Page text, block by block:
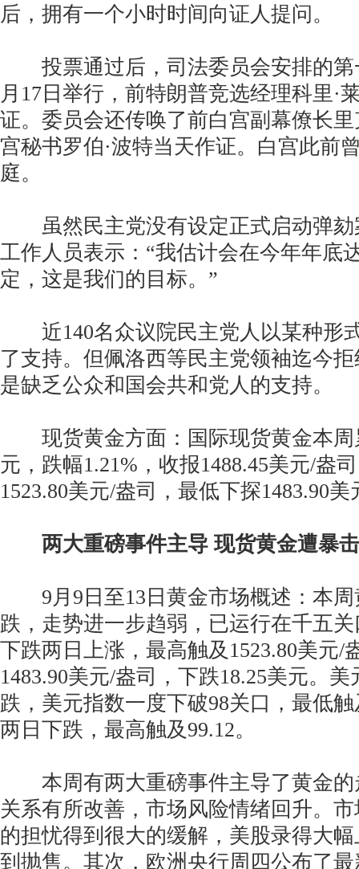
后，拥有一个小时时间向证人提问。
投票通过后，司法委员会安排的第
月17日举行，前特朗普竞选经理科里·
证。委员会还传唤了前白宫副幕僚长
宫秘书罗伯·波特当天作证。白宫此前
庭。
虽然民主党没有设定正式启动弹劾
工作人员表示：“我估计会在今年年底
定，这是我们的目标。”
近140名众议院民主党人以某种形
了支持。但佩洛西等民主党领袖迄今
是缺乏公众和国会共和党人的支持。
现货黄金方面：国际现货黄金本周
元，跌幅1.21%，收报1488.45美元/盎
1523.80美元/盎司，最低下探1483.90
两大重磅事件主导 现货黄金遭暴
9月9日至13日黄金市场概述：本周
跌，走势进一步趋弱，已运行在千五
下跌两日上涨，最高触及1523.80美元/
1483.90美元/盎司，下跌18.25美元。
跌，美元指数一度下破98关口，最低
两日下跌，最高触及99.12。
本周有两大重磅事件主导了黄金的
关系有所改善，市场风险情绪回升。
的担忧得到很大的缓解，美股录得大
到抛售。其次，欧洲央行周四公布了